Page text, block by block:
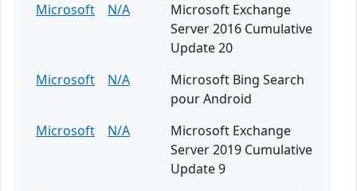
Microsoft
N/A
Microsoft Exchange
Server 2016 Cumulative
Update 20
Microsoft
N/A
Microsoft Bing Search
pour Android
Microsoft
N/A
Microsoft Exchange
Server 2019 Cumulative
Update 9